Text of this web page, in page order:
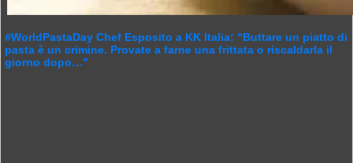
#WorldPastaDay Chef Esposito a KK Italia: “Buttare un piatto di
pasta è un crimine. Provate a farne una frittata o riscaldarla il
giorno dopo…”